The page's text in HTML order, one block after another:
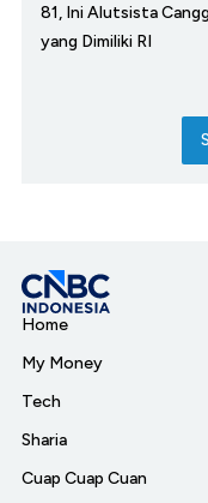
81, Ini Alutsista
yang Dimiliki RI
Home
My Money
Tech
Sharia
Cuap Cuap Cuan